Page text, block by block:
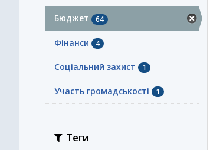
Бюджет 64
Фінанси 4
Соціальний захист 1
Участь громадськості 1
Теги